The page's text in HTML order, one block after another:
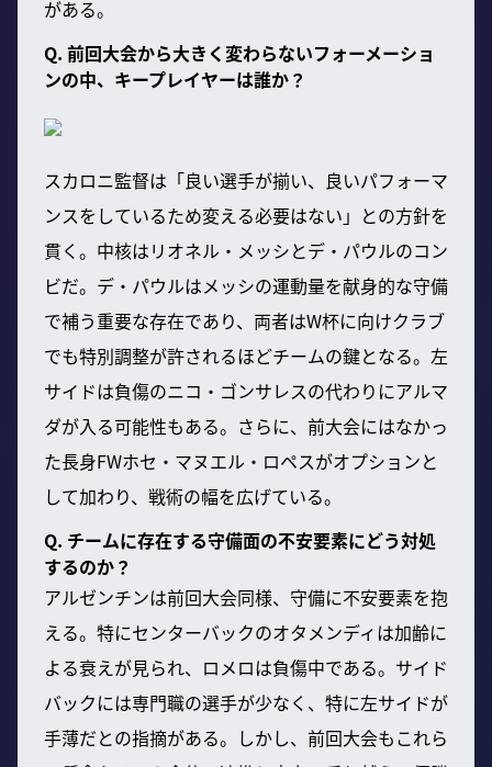
がある。
Q. 前回大会から大きく変わらないフォーメーショ
ンの中、キープレイヤーは誰か？
スカロニ監督は「良い選手が揃い、良いパフォーマ
ンスをしているため変える必要はない」との方針を
貫く。中核はリオネル・メッシとデ・パウルのコン
ビだ。デ・パウルはメッシの運動量を献身的な守備
で補う重要な存在であり、両者はW杯に向けクラブ
でも特別調整が許されるほどチームの鍵となる。左
サイドは負傷のニコ・ゴンサレスの代わりにアルマ
ダが入る可能性もある。さらに、前大会にはなかっ
た長身FWホセ・マヌエル・ロペスがオプションと
して加わり、戦術の幅を広げている。
Q. チームに存在する守備面の不安要素にどう対処
するのか？
アルゼンチンは前回大会同様、守備に不安要素を抱
える。特にセンターバックのオタメンディは加齢に
よる衰えが見られ、ロメロは負傷中である。サイド
バックには専門職の選手が少なく、特に左サイドが
手薄だとの指摘がある。しかし、前回大会もこれら